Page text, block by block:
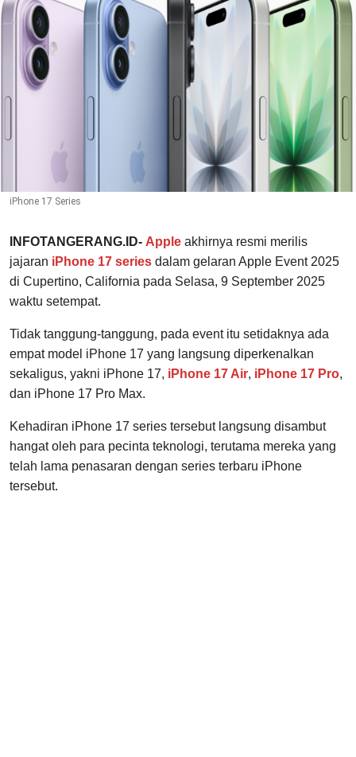
iPhone 17 Series
INFOTANGERANG.ID- Apple akhirnya resmi merilis
jajaran iPhone 17 series dalam gelaran Apple Event 2025
di Cupertino, California pada Selasa, 9 September 2025
waktu setempat.
Tidak tanggung-tanggung, pada event itu setidaknya ada
empat model iPhone 17 yang langsung diperkenalkan
sekaligus, yakni iPhone 17, iPhone 17 Air, iPhone 17 Pro,
dan iPhone 17 Pro Max.
Kehadiran iPhone 17 series tersebut langsung disambut
hangat oleh para pecinta teknologi, terutama mereka yang
telah lama penasaran dengan series terbaru iPhone
tersebut.